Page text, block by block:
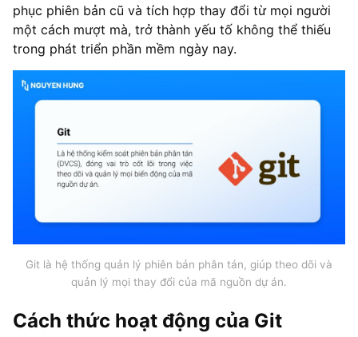
phục phiên bản cũ và tích hợp thay đổi từ mọi người
một cách mượt mà, trở thành yếu tố không thể thiếu
trong phát triển phần mềm ngày nay.
Git là hệ thống quản lý phiên bản phân tán, giúp theo dõi và
quản lý mọi thay đổi của mã nguồn dự án.
Cách thức hoạt động của Git